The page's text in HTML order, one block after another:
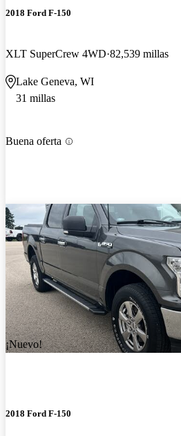
2018 Ford F-150
XLT SuperCrew 4WD 82,539 millas
Lake Geneva, WI
31 millas
Buena oferta
¡Nuevo!
2018 Ford F-150